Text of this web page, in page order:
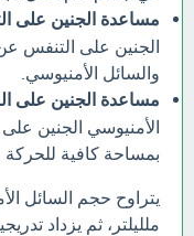
مساعدة الجنين على
الجنين على التنفس
والسائل الأمنيوسي.
مساعدة الجنين على
الأمنيوسي الجنين
بمساحة كافية للحركة